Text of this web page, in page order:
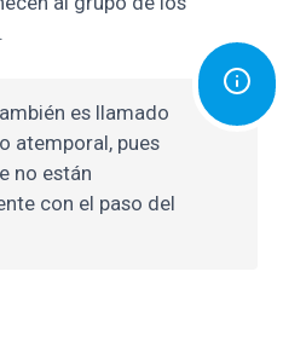
es llamado
atemporal, pues
no están
con el paso del